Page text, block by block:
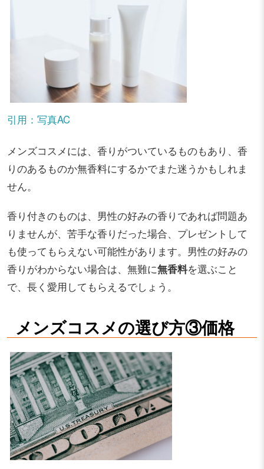
引用：写真AC
メンズコスメには、香りがついているものもあり、香
りのあるものか無香料にするかでまた迷うかもしれま
せん。
香り付きのものは、男性の好みの香りであれば問題あ
りませんが、苦手な香りだった場合、プレゼントして
も使ってもらえない可能性があります。男性の好みの
香りがわからない場合は、無難に無香料を選ぶこと
で、長く愛用してもらえるでしょう。
メンズコスメの選び方③価格